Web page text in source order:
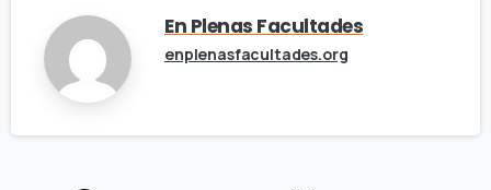
En Plenas Facultades
enplenasfacultades.org